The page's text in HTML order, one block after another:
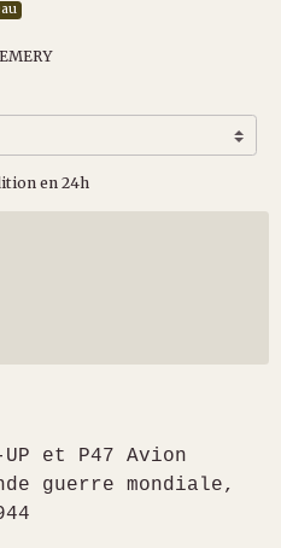
en 24h
et P47 Avion
guerre mondiale,